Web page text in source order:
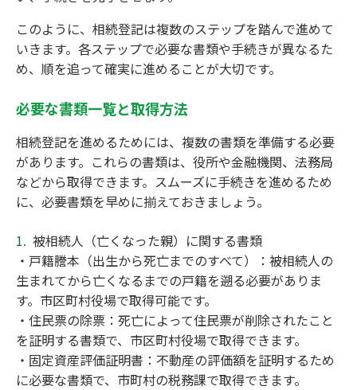
このように、相続登記は複数のステップを踏んで進めて
いきます。各ステップで必要な書類や手続きが異なるた
め、順を追って確実に進めることが大切です。
必要な書類一覧と取得方法
相続登記を進めるためには、複数の書類を準備する必要
があります。これらの書類は、役所や金融機関、法務局
などから取得できます。スムーズに手続きを進めるため
に、必要書類を早めに揃えておきましょう。
被相続人（亡くなった親）に関する書類
・戸籍謄本（出生から死亡までのすべて）：被相続人の
生まれてから亡くなるまでの戸籍を遡る必要がありま
す。市区町村役場で取得可能です。
・住民票の除票：死亡によって住民票が削除されたこと
を証明する書類で、市区町村役場で取得できます。
・固定資産評価証明書：不動産の評価額を証明するため
に必要な書類で、市町村の税務課で取得できます。